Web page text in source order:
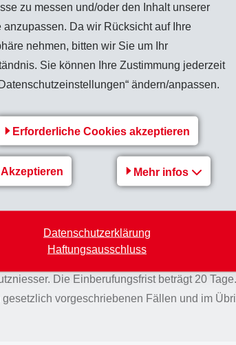
zu messen und/oder den Inhalt unserer
anzupassen. Da wir Rücksicht auf Ihre
nehmen, bitten wir Sie um Ihr
Sie können Ihre Zustimmung jederzeit
ändern/anpassen.
Erforderliche Cookies akzeptieren
Akzeptieren Mehr infos
Datenschutzerklärung
Haftungsausschluss
soweit das Gesetz es nicht anders
richtet sich nach den
einmalige Publikation im
und durch schriftliche Einladung an die
Die Einberufungsfrist beträgt 20
vorgeschriebenen Fällen und im